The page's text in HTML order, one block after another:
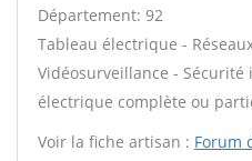
Département: 92
Tableau électrique -
Vidéosurveillance - Sécurité
électrique complète ou
Voir la fiche artisan : Forum